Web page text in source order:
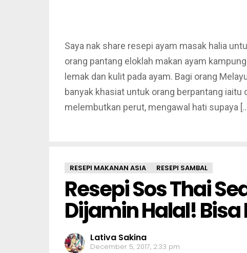
Saya nak share resepi ayam masak halia
orang pantang eloklah makan ayam
lemak dan kulit pada ayam. Bagi orang
banyak khasiat untuk orang berpantang
melembutkan perut, mengawal hati supaya
RESEPI MAKANAN ASIA RESEPI SAMBAL
Resepi Sos Thai
Dijamin Halal!
Lativa Sakina
December 5, 2017, 2:33 pm